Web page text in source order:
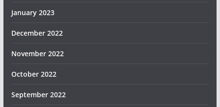
January 2023
December 2022
November 2022
October 2022
September 2022